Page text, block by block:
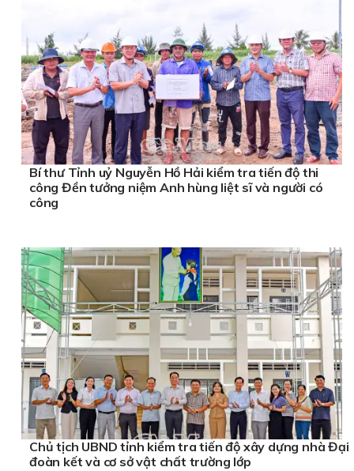
Bí thư Tỉnh uỷ Nguyễn Hồ Hải kiểm tra tiến độ thi
công Đền tưởng niệm Anh hùng liệt sĩ và người có
công
Chủ tịch UBND tỉnh kiểm tra tiến độ xây dựng nhà Đại
đoàn kết và cơ sở vật chất trường lớp